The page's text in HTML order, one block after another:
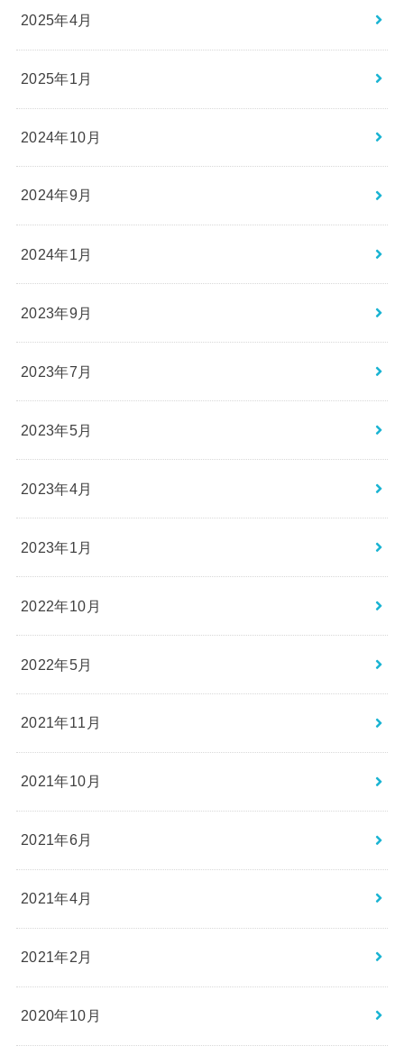
2025年4月
2025年1月
2024年10月
2024年9月
2024年1月
2023年9月
2023年7月
2023年5月
2023年4月
2023年1月
2022年10月
2022年5月
2021年11月
2021年10月
2021年6月
2021年4月
2021年2月
2020年10月